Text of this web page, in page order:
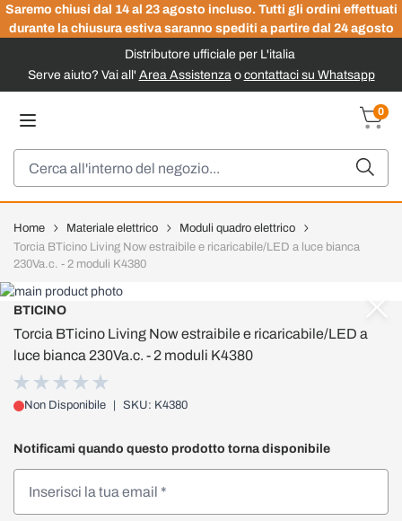
Saremo chiusi dal 14 al 23 agosto incluso. Tutti gli ordini effettuati
durante la chiusura estiva saranno spediti a partire dal 24 agosto
Distributore ufficiale per L'italia
Serve aiuto? Vai all' Area Assistenzao contattaci su Whatsapp
0
Home Materiale elettrico
Moduli quadro elettrico
Torcia BTicino Living Now estraibile e ricaricabile/LED a luce bianca
230Va.c. - 2 moduli K4380
BTICINO
Torcia BTicino Living Now estraibile e ricaricabile/LED a
luce bianca 230Va.c. - 2 moduli K4380
Non Disponibile SKU: K4380
Notificami quando questo prodotto torna disponibile